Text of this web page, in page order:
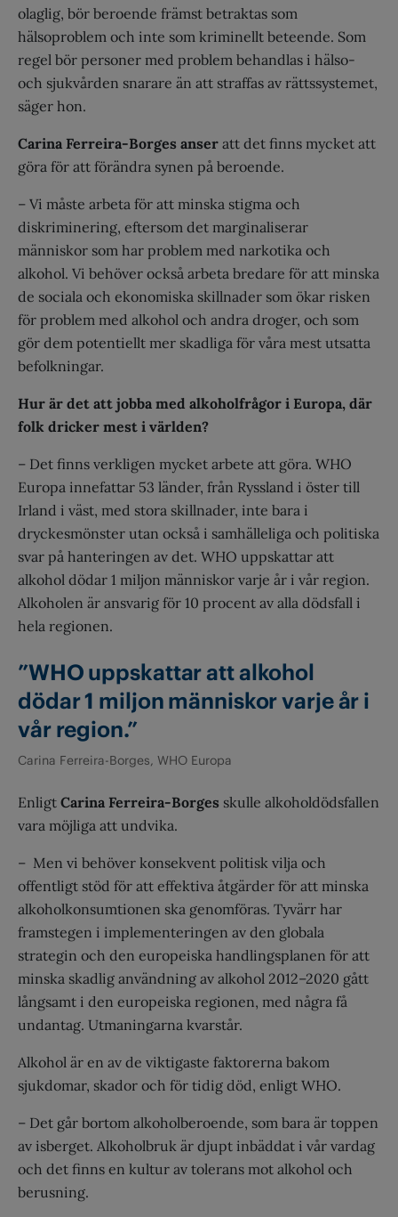
olaglig, bör beroende främst betraktas som
hälsoproblem och inte som kriminellt beteende. Som
regel bör personer med problem behandlas i hälso-
och sjukvården snarare än att straffas av rättssystemet,
säger hon.
Carina Ferreira-Borges anser att det finns mycket att
göra för att förändra synen på beroende.
– Vi måste arbeta för att minska stigma och
diskriminering, eftersom det marginaliserar
människor som har problem med narkotika och
alkohol. Vi behöver också arbeta bredare för att minska
de sociala och ekonomiska skillnader som ökar risken
för problem med alkohol och andra droger, och som
gör dem potentiellt mer skadliga för våra mest utsatta
befolkningar.
Hur är det att jobba med alkoholfrågor i Europa, där
folk dricker mest i världen?
– Det finns verkligen mycket arbete att göra. WHO
Europa innefattar 53 länder, från Ryssland i öster till
Irland i väst, med stora skillnader, inte bara i
dryckesmönster utan också i samhälleliga och politiska
svar på hanteringen av det. WHO uppskattar att
alkohol dödar 1 miljon människor varje år i vår region.
Alkoholen är ansvarig för 10 procent av alla dödsfall i
hela regionen.
”WHO uppskattar att alkohol
dödar 1 miljon människor varje år i
vår region.”
Carina Ferreira-Borges, WHO Europa
Enligt Carina Ferreira-Borges skulle alkoholdödsfallen
vara möjliga att undvika.
– Men vi behöver konsekvent politisk vilja och
offentligt stöd för att effektiva åtgärder för att minska
alkoholkonsumtionen ska genomföras. Tyvärr har
framstegen i implementeringen av den globala
strategin och den europeiska handlingsplanen för att
minska skadlig användning av alkohol 2012–2020 gått
långsamt i den europeiska regionen, med några få
undantag. Utmaningarna kvarstår.
Alkohol är en av de viktigaste faktorerna bakom
sjukdomar, skador och för tidig död, enligt WHO.
– Det går bortom alkoholberoende, som bara är toppen
av isberget. Alkoholbruk är djupt inbäddat i vår vardag
och det finns en kultur av tolerans mot alkohol och
berusning.